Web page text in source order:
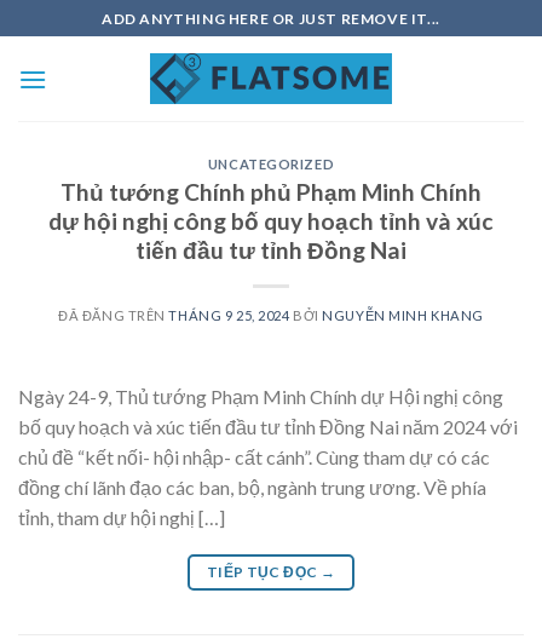
đến
nội
ADD ANYTHING HERE OR JUST REMOVE IT...
UNCATEGORIZED
Thủ tướng Chính phủ Phạm Minh Chính
dự hội nghị công bố quy hoạch tỉnh và xúc
tiến đầu tư tỉnh Đồng Nai
ĐÃ ĐĂNG TRÊNTHÁNG 9 25, 2024 BỞI NGUYỄN MINH KHANG
Ngày 24-9, Thủ tướng Phạm Minh Chính dự Hội nghị công
bố quy hoạch và xúc tiến đầu tư tỉnh Đồng Nai năm 2024 với
chủ đề “kết nối- hội nhập- cất cánh”. Cùng tham dự có các
đồng chí lãnh đạo các ban, bộ, ngành trung ương. Về phía
tỉnh, tham dự hội nghị […]
TIẾP TỤC ĐỌC →